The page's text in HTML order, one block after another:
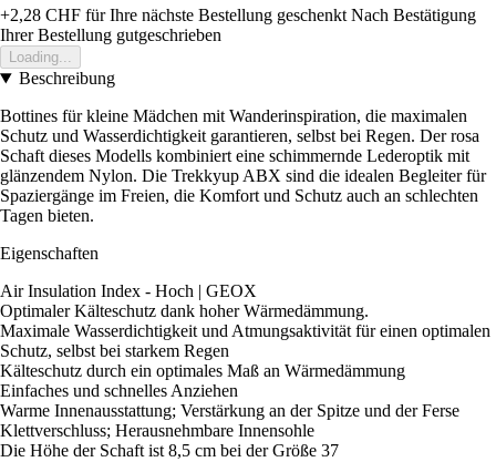
+2,28 CHF für Ihre nächste Bestellung geschenkt Nach Bestätigung
Ihrer Bestellung gutgeschrieben
Loading...
Beschreibung
Bottines für kleine Mädchen mit Wanderinspiration, die maximalen
Schutz und Wasserdichtigkeit garantieren, selbst bei Regen. Der rosa
Schaft dieses Modells kombiniert eine schimmernde Lederoptik mit
glänzendem Nylon. Die Trekkyup ABX sind die idealen Begleiter für
Spaziergänge im Freien, die Komfort und Schutz auch an schlechten
Tagen bieten.
Eigenschaften
Air Insulation Index - Hoch | GEOX
Optimaler Kälteschutz dank hoher Wärmedämmung.
Maximale Wasserdichtigkeit und Atmungsaktivität für einen optimalen
Schutz, selbst bei starkem Regen
Kälteschutz durch ein optimales Maß an Wärmedämmung
Einfaches und schnelles Anziehen
Warme Innenausstattung; Verstärkung an der Spitze und der Ferse
Klettverschluss; Herausnehmbare Innensohle
Die Höhe der Schaft ist 8,5 cm bei der Größe 37